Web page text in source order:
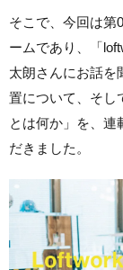
そこで、今回は第
ームであり、「
太朗さんにお話を
置について、そし
とは何か」を、連
だきました。